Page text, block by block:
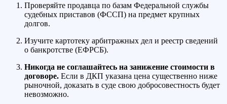
Проверяйте продавца по базам Федеральной службы
судебных приставов (ФССП) на предмет крупных
долгов.
Изучите картотеку арбитражных дел и реестр сведений
о банкротстве (ЕФРСБ).
Никогда не соглашайтесь на занижение стоимости в
договоре. Если в ДКП указана цена существенно ниже
рыночной, доказать в суде свою добросовестность будет
невозможно.